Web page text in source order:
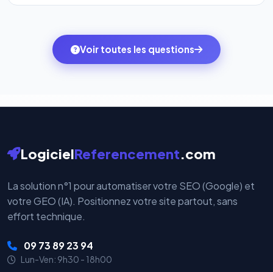
l'onglet« Migrer votre pack »pour basculer en
ambitions du moment — sans perdre vos données ni
votre historique.
monde. Vos données bancaires ne transitent jamais
par nos serveurs — elles sont gérées directement et
Voir toutes les questions
LogicielReferencement.com
La solution n°1 pour automatiser votre SEO (Google) et
votre GEO (IA). Positionnez votre site partout, sans
effort technique.
09 73 89 23 94
Lun-Ven: 9h30 - 18h00